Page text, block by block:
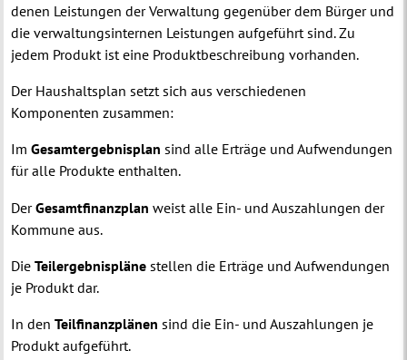
denen Leistungen der Verwaltung gegenüber dem Bürger und
die verwaltungsinternen Leistungen aufgeführt sind. Zu
jedem Produkt ist eine Produktbeschreibung vorhanden.
Der Haushaltsplan setzt sich aus verschiedenen
Komponenten zusammen:
ImGesamtergebnisplan sind alle Erträge und Aufwendungen
für alle Produkte enthalten.
DerGesamtfinanzplan weist alle Ein- und Auszahlungen der
Kommune aus.
DieTeilergebnispläne stellen die Erträge und Aufwendungen
je Produkt dar.
In denTeilfinanzplänen sind die Ein- und Auszahlungen je
Produkt aufgeführt.